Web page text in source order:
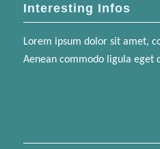
Interesting Infos
Lorem ipsum dolor sit amet,
Aenean commodo ligula eget